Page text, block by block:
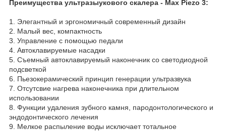
Преимущества ультразыукового скалера - Max Piezo 3:
1. Элегантный и эргономичный современный дизайн
2. Малый вес, компактность
3. Управление с помощью педали
4. Автоклавируемые насадки
5. Съемный автоклавируемый наконечник со светодиодной
подсветкой
6. Пьезокерамический принцип генерации ультразвука
7. Отсутсвие нагрева наконечника при длительном
использовании
8. Функции удаления зубного камня, пародонтологического и
эндодонтического лечения
9. Мелкое распыление воды исключает тотальное